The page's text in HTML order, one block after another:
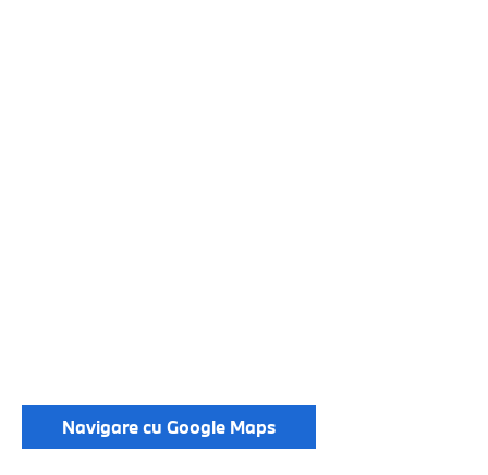
Navigare cu Google Maps